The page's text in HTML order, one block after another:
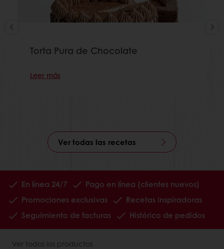
Torta Pura de Chocolate
Leer más
Ver todas las recetas
En línea 24/7
Pago en línea (clientes nuevos)
Promociones exclusivas
Recetas inspiradoras
Seguimiento de facturas
Histórico de pedidos
Ver todos los productos